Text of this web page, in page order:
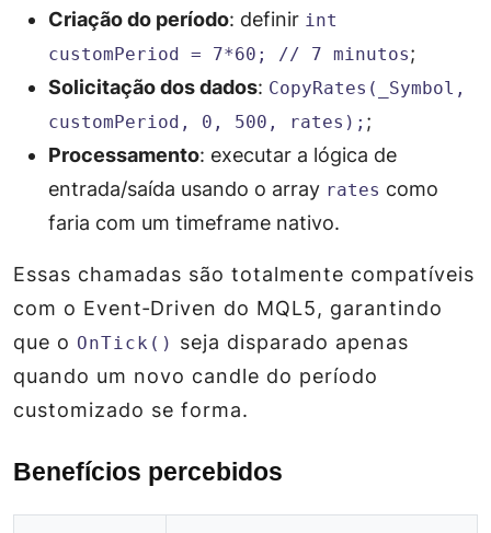
Criação do período: definir int
customPeriod = 7*60; // 7 minutos;
Solicitação dos dados: CopyRates(_Symbol,
customPeriod, 0, 500, rates); ;
Processamento: executar a lógica de
entrada/saída usando o array rates como
faria com um timeframe nativo.
Essas chamadas são totalmente compatíveis
com o Event‑Driven do MQL5, garantindo
que o OnTick() seja disparado apenas
quando um novo candle do período
customizado se forma.
Benefícios percebidos